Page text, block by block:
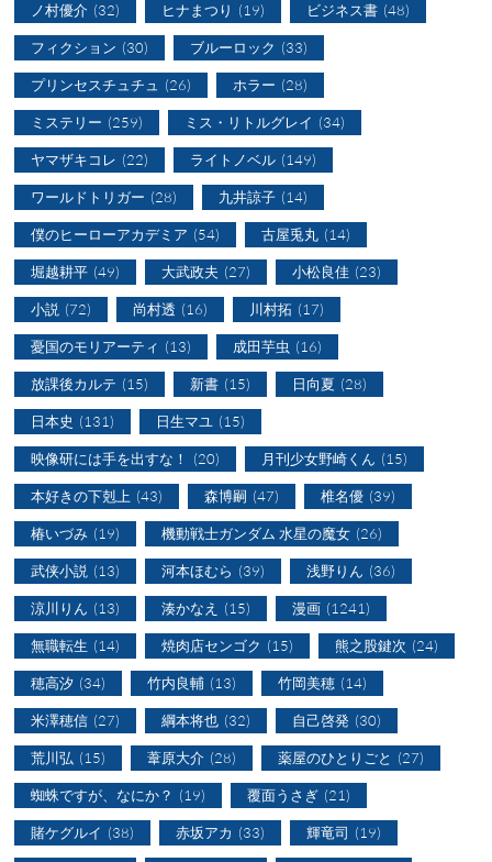
ノ村優介 (32) ヒナまつり (19) ビジネス書 (48)
フィクション (30) ブルーロック (33)
プリンセスチュチュ (26) ホラー (28)
ミステリー (259) ミス・リトルグレイ (34)
ヤマザキコレ (22) ライトノベル (149)
ワールドトリガー (28) 九井諒子 (14)
僕のヒーローアカデミア (54) 古屋兎丸 (14)
堀越耕平 (49) 大武政夫 (27) 小松良佳 (23)
小説 (72) 尚村透 (16) 川村拓 (17)
憂国のモリアーティ (13) 成田芋虫 (16)
放課後カルテ (15) 新書 (15) 日向夏 (28)
日本史 (131) 日生マユ (15)
映像研には手を出すな！ (20) 月刊少女野崎くん (15)
本好きの下剋上 (43) 森博嗣 (47) 椎名優 (39)
椿いづみ (19) 機動戦士ガンダム 水星の魔女 (26)
武侠小説 (13) 河本ほむら (39) 浅野りん (36)
涼川りん (13) 湊かなえ (15) 漫画 (1241)
無職転生 (14) 焼肉店センゴク (15) 熊之股鍵次 (24)
穂高汐 (34) 竹内良輔 (13) 竹岡美穂 (14)
米澤穂信 (27) 綱本将也 (32) 自己啓発 (30)
荒川弘 (15) 葦原大介 (28) 薬屋のひとりごと (27)
蜘蛛ですが、なにか？ (19) 覆面うさぎ (21)
賭ケグルイ (38) 赤坂アカ (33) 輝竜司 (19)